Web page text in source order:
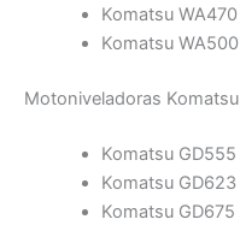
Komatsu WA470
Komatsu WA500
Motoniveladoras Komatsu
Komatsu GD555
Komatsu GD623
Komatsu GD675